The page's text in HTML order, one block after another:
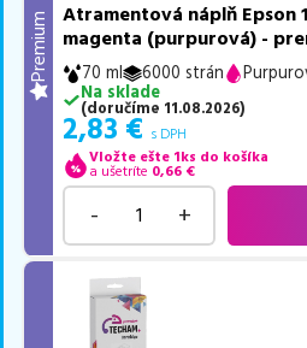
Premium
Atramentová náplň Epson
magenta (purpurová) -
70 ml 6000 strán
Na sklade
(doručíme 11.08.2026)
2,83 € s DPH
Vložte ešte 1ks do košíka
a ušetríte 0,66 €
- +